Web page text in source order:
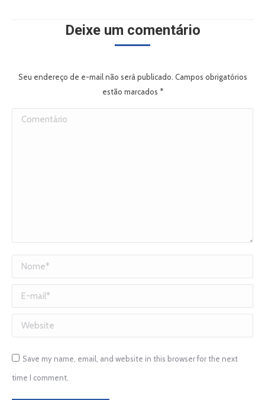
Deixe um comentário
Seu endereço de e-mail não será publicado. Campos obrigatórios
estão marcados *
Comentário
Nome *
E-mail *
Website
Save my name, email, and website in this browser for the next
time I comment.